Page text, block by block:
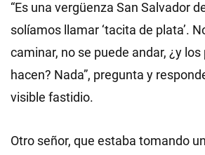
“Es una vergüenza San Salvador
solíamos llamar ‘tacita de plata’.
caminar, no se puede andar, ¿y
hacen? Nada”, pregunta y
visible fastidio.
Otro señor, que estaba tomando